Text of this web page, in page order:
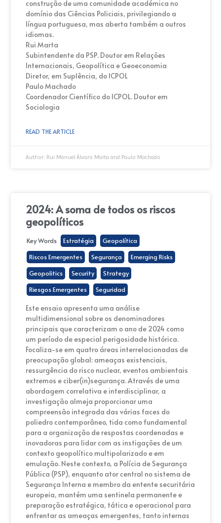
construção de uma comunidade académica no
domínio das Ciências Policiais, privilegiando a
língua portuguesa, mas aberta também a outros
idiomas.
Rui Marta
Subintendente da PSP. Doutor em Relações
Internacionais, Geopolítica e Geoeconomia
Diretor, em Suplência, do ICPOL
Paulo Machado
Coordenador Científico do ICPOL. Doutor em
Sociologia
READ THE ARTICLE
Author: Rui Manuel Álvaro Marta and Paulo Machado
2024: A soma de todos os riscos
geopolíticos
Key Words Estratégia
Geopolítica
Riscos Emergentes
Segurança
Emerging Risks
Geopolitics
Security
Strategy
Riesgos Emergentes
Seguridad
Este ensaio apresenta uma análise
multidimensional sobre os denominadores
principais que caracterizam o ano de 2024 como
um período de especial perigosidade histórica.
Focaliza-se em quatro áreas interrelacionadas de
preocupação global: ameaças existenciais,
ressurgência do risco nuclear, eventos ambientais
extremos e ciber(in)segurança. Através de uma
abordagem correlativa e interdisciplinar, a
investigação almeja proporcionar uma
compreensão integrada das várias faces do
poliedro contemporâneo, tida como fundamental
para a organização de respostas coordenadas e
inovadoras para lidar com as instigações de um
contexto geopolítico multipolarizado e em
emulação. Neste contexto, a Polícia de Segurança
Pública (PSP), enquanto ator central no sistema de
Segurança Interna e membro da entente securitária
europeia, mantém uma sentinela permanente e
preparação estratégica, tática e operacional para
enfrentar as ameaças emergentes, tanto internas